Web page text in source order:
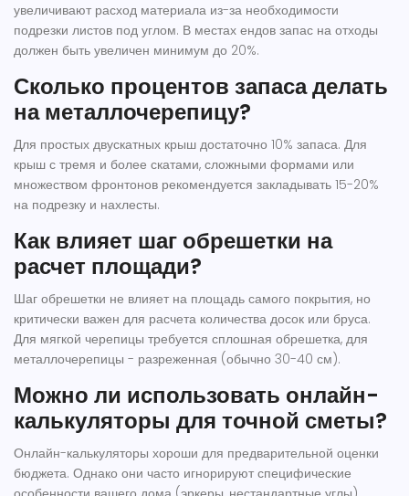
увеличивают расход материала из-за необходимости
подрезки листов под углом. В местах ендов запас на отходы
должен быть увеличен минимум до 20%.
Сколько процентов запаса делать
на металлочерепицу?
Для простых двускатных крыш достаточно 10% запаса. Для
крыш с тремя и более скатами, сложными формами или
множеством фронтонов рекомендуется закладывать 15-20%
на подрезку и нахлесты.
Как влияет шаг обрешетки на
расчет площади?
Шаг обрешетки не влияет на площадь самого покрытия, но
критически важен для расчета количества досок или бруса.
Для мягкой черепицы требуется сплошная обрешетка, для
металлочерепицы - разреженная (обычно 30-40 см).
Можно ли использовать онлайн-
калькуляторы для точной сметы?
Онлайн-калькуляторы хороши для предварительной оценки
бюджета. Однако они часто игнорируют специфические